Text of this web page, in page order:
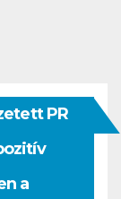
PR
a